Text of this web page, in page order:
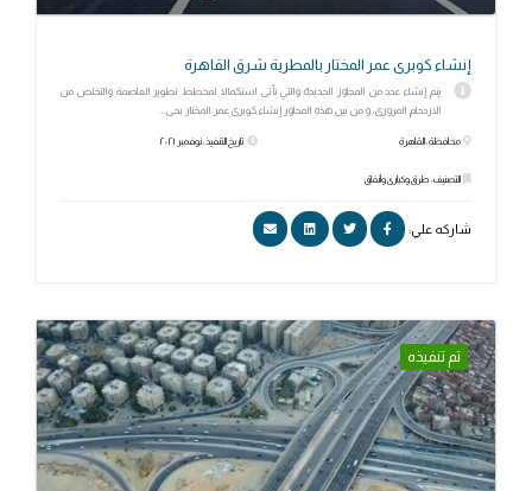
إنشاء كوبرى عمر المختار بالمطرية شرق القاهرة
يتم إنشاء عدد من المحاور الجديدة والتي تأتى استكمالا لمخطط تطوير العاصمة والتخلص من
الازدحام المرورى، و من بين هذه المحاور إنشاء كوبرى عمر المختار بحى...
محافظة: القاهرة
التصنيف: طرق وكبارى وأنفاق
تاريخ التنفيذ: نوفمبر ٢٠٢١
شاركه علي:
تم تنفيذه